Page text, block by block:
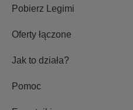
Pobierz Legimi
Oferty łączone
Jak to działa?
Pomoc